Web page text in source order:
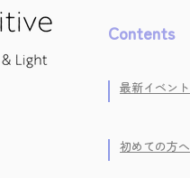
Contents
最新イベント
初めての方へ